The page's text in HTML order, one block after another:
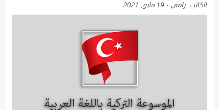
الكاتب: رامي - 19 مايو, 2021